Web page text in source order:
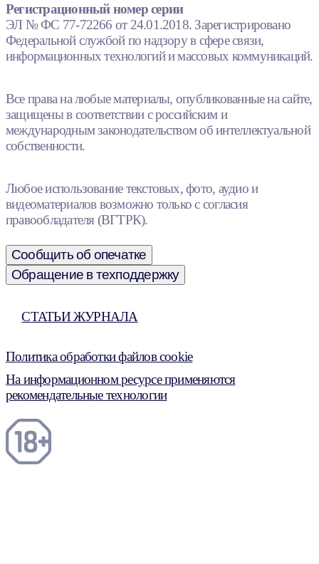
Регистрационный номер серии
ЭЛ № ФС 77-72266 от 24.01.2018. Зарегистрировано
Федеральной службой по надзору в сфере связи,
информационных технологий и массовых коммуникаций.
Все права на любые материалы, опубликованные на сайте,
защищены в соответствии с российским и
международным законодательством об интеллектуальной
собственности.
Любое использование текстовых, фото, аудио и
видеоматериалов возможно только с согласия
правообладателя (ВГТРК).
Сообщить об опечатке
Обращение в техподдержку
СТАТЬИ ЖУРНАЛА
Политика обработки файлов cookie
На информационном ресурсе применяются
рекомендательные технологии